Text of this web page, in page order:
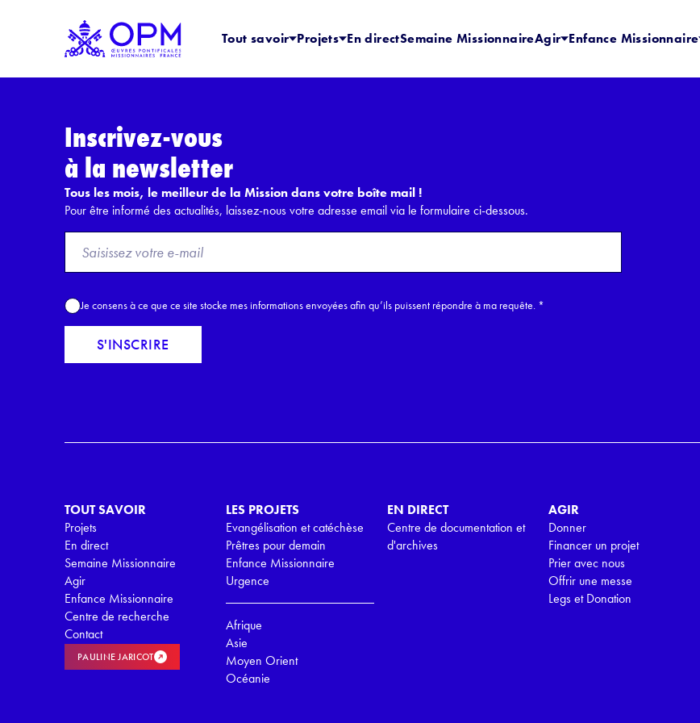
Tout savoir Projets En directSemaine MissionnaireAgir Enfance Missionnaire
Inscrivez-vous
à la newsletter
Tous les mois, le meilleur de la Mission dans votre boîte mail !
Pour être informé des actualités, laissez-nous votre adresse email via le formulaire ci-dessous.
o
E
m
i
A
c
P
Je consens à ce que ce site stocke mes informations envoyées afin qu’ils puissent répondre à ma requête. *
S'INSCRIRE
TOUT SAVOIR
Projets
En direct
Semaine Missionnaire
Agir
Enfance Missionnaire
Centre de recherche
Contact
PAULINE JARICOT
LES PROJETS
Evangélisation et catéchèse
Prêtres pour demain
Enfance Missionnaire
Urgence
Afrique
Asie
Moyen Orient
Océanie
EN DIRECT
Centre de documentation et
d'archives
AGIR
Donner
Financer un projet
Prier avec nous
Offrir une messe
Legs et Donation